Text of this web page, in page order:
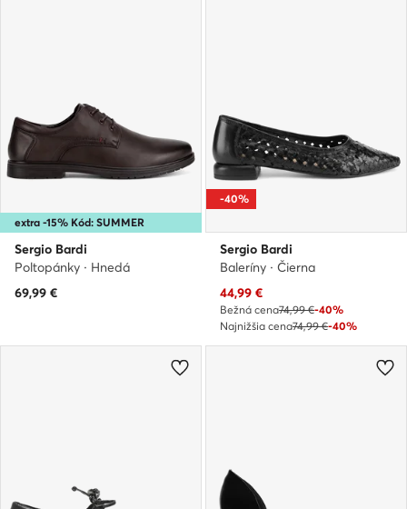
extra -15% Kód: SUMMER
Sergio Bardi
Poltopánky · Hnedá
69,99 €
-40%
Sergio Bardi
Baleríny · Čierna
Aktuálna cena
44,99 €
Bežná cena74,99 €-40%
Najnižšia cena74,99 €-40%